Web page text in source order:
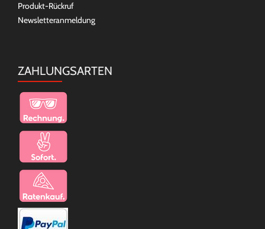
Produkt-Rückruf
Newsletteranmeldung
ZAHLUNGSARTEN